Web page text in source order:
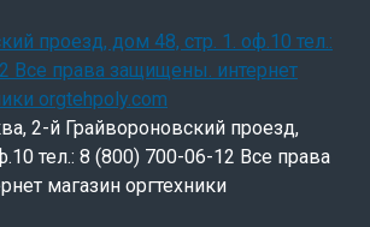
2-й Грайвороновский проезд,
тел.: 8 (800) 700-06-12 Все права
магазин оргтехники